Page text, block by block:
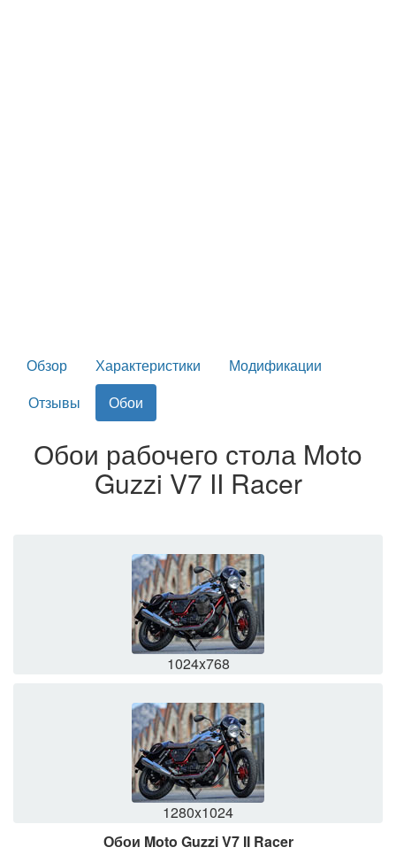
Обзор Характеристики
Модификации
Отзывы
Обои
Обои рабочего стола Moto
Guzzi V7 II Racer
1024x768
1280x1024
Обои Moto Guzzi V7 II Racer